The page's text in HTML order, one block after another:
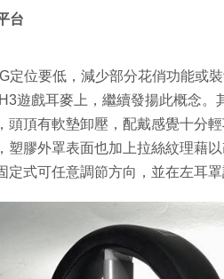
台
定位要低，減少部分花俏功能或
遊戲耳麥上，繼續發揚此概念。
頭頂有軟墊卸壓，配戴感覺十分
塑膠外罩表面也加上拉絲紋理藉
式可任意調節方向，並在左耳罩